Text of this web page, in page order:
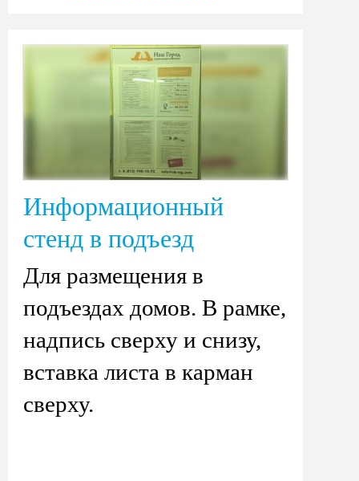
Информационный
стенд в подъезд
Для размещения в
подъездах домов. В рамке,
надпись сверху и снизу,
вставка листа в карман
сверху.